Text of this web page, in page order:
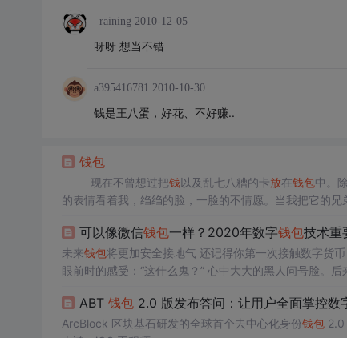
_raining 2010-12-05
呀呀 想当不错
a395416781 2010-10-30
钱是王八蛋，好花、不好赚..
钱包
现在不曾想过把钱以及乱七八糟的卡放在钱包中。
的表情看着我，绉绉的脸，一脸的不情愿。当我把它
可以像微信钱包一样？2020年数字钱包技术重
未来钱包 将更加安全接地气 还记得你第一次接触数
眼前时的感受：“这什么鬼？” 心中大大的黑人问号脸。
盘找不到是常态…… …… 外事不决问谷
ABT 钱包2.0 版发布答问：让用户全面掌控数
ArcBlock 区块基石研发的全球首个去中心化身份钱包2.0